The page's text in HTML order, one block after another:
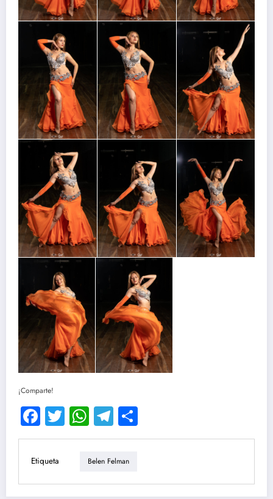
¡Comparte!
Facebook
TwitterWhatsApp
Telegram
Etiqueta Belen Felman